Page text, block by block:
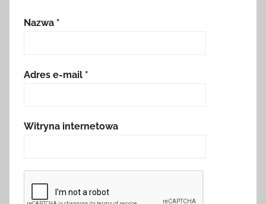
Nazwa *
Adres e-mail *
Witryna internetowa